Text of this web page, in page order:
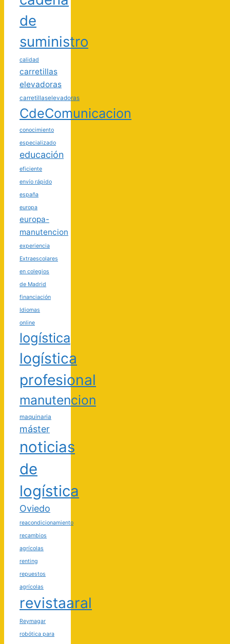
de
suministro
calidad
carretillas
elevadoras
carretillaselevadoras
CdeComunicacion
conocimiento
especializado
educación
eficiente
envío rápido
españa
europa
europa-
manutencion
experiencia
Extraescolares
en colegios
de Madrid
financiación
Idiomas
online
logística
logística
profesional
manutencion
maquinaria
máster
noticias
de
logística
Oviedo
reacondicionamiento
recambios
agrícolas
renting
repuestos
agrícolas
revistaaral
Reymagar
robótica para